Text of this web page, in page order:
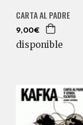
CARTA AL PADRE
9,00€
disponible